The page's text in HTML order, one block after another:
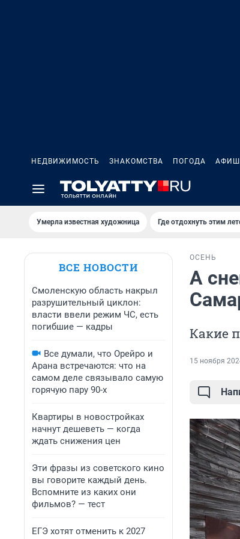
НЕДВИЖИМОСТЬ ЗНАКОМСТВА ПОГОДА
Умерла известная художница Где отдохнуть этим
ВСЕ НОВОСТИ
Смоленскую область накрыл
разрушительный циклон:
власти ввели режим ЧС, есть
погибшие — кадры
Все думали, что Орейро и
Арана встречаются: что на
самом деле связывало самую
горячую пару 90-х
Квартиры в новостройках
начнут дешеветь — когда
ждать снижения цен
Эти фразы из советского кино
вы говорите каждый день.
Вспомните из каких они
фильмов? — тест
ЕГЭ хотят отменить к 2027
ОСЕНЬ
А
Какие
15 ноября